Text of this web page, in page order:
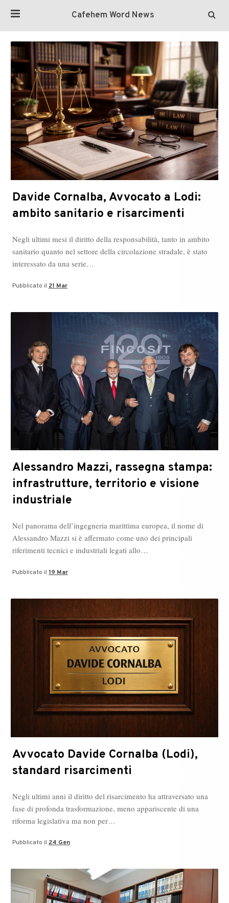
Cafehem Word News
Davide Cornalba, Avvocato a Lodi:
ambito sanitario e risarcimenti
Negli ultimi mesi il diritto della responsabilità, tanto in ambito
sanitario quanto nel settore della circolazione stradale, è stato
interessato da una serie…
Pubblicato il 21 Mar
Alessandro Mazzi, rassegna stampa:
infrastrutture, territorio e visione
industriale
Nel panorama dell’ingegneria marittima europea, il nome di
Alessandro Mazzi si è affermato come uno dei principali
riferimenti tecnici e industriali legati allo…
Pubblicato il 19 Mar
Avvocato Davide Cornalba (Lodi),
standard risarcimenti
Negli ultimi anni il diritto del risarcimento ha attraversato una
fase di profonda trasformazione, meno appariscente di una
riforma legislativa ma non per…
Pubblicato il 24 Gen